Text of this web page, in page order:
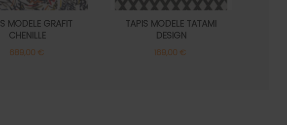
MODELE GRAFIT
CHENILLE
689,00 €
TAPIS MODELE TATAMI
DESIGN
169,00 €